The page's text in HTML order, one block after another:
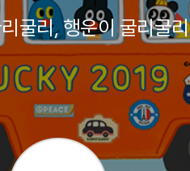
굴리, 행운이 굴리굴리